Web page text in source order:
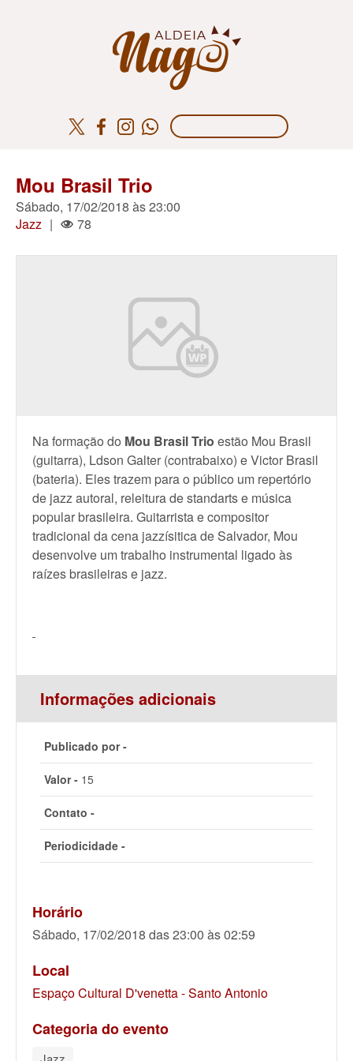
Mou Brasil Trio
Sábado, 17/02/2018 às 23:00
Jazz | 78
Na formação do Mou Brasil Trio estão Mou Brasil
(guitarra), Ldson Galter (contrabaixo) e Victor Brasil
(bateria). Eles trazem para o público um repertório
de jazz autoral, releitura de standarts e música
popular brasileira. Guitarrista e compositor
tradicional da cena jazzísitica de Salvador, Mou
desenvolve um trabalho instrumental ligado às
raízes brasileiras e jazz.
Informações adicionais
Publicado por -
Valor - 15
Contato -
Periodicidade -
Horário
Sábado, 17/02/2018 das 23:00 às 02:59
Local
Espaço Cultural D'venetta - Santo Antonio
Categoria do evento